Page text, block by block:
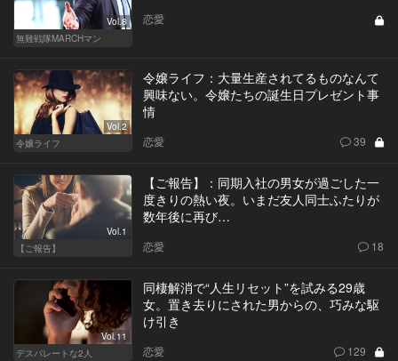
Vol.8
無難戦隊MARCHマン
恋愛
Vol.2
令嬢ライフ
令嬢ライフ：大量生産されてるものなんて
興味ない。令嬢たちの誕生日プレゼント事
情
恋愛 39
Vol.1
【ご報告】
【ご報告】：同期入社の男女が過ごした一
度きりの熱い夜。いまだ友人同士ふたりが
数年後に再び…
恋愛 18
Vol.11
デスパレートな2人
同棲解消で“人生リセット”を試みる29歳
女。置き去りにされた男からの、巧みな駆
け引き
恋愛 129